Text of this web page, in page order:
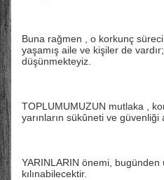
Buna rağmen , o korkunç
yaşamış aile ve kişiler de
düşünmekteyiz.
TOPLUMUMUZUN mutlaka ,
yarınların sükûneti ve güvenliği
YARINLARIN önemi, bugünden
kılınabilecektir.